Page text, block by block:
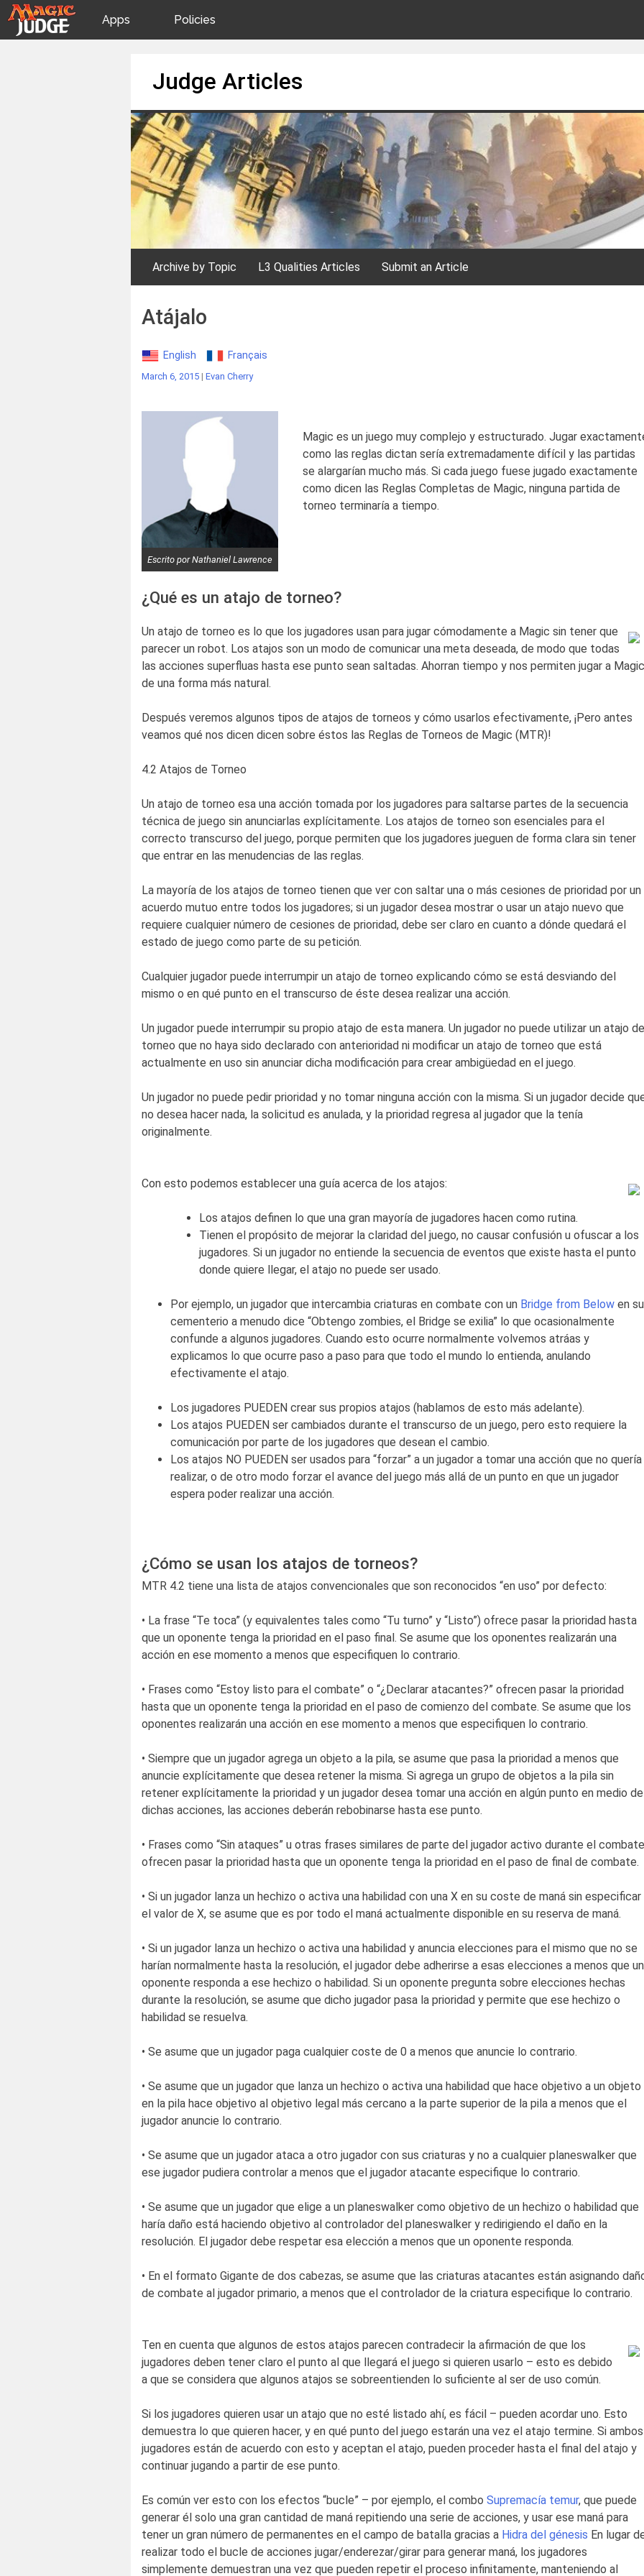
Apps
Judges
Policies
JAR
Judge Articles
Archive by Topic L3 Qualities Articles Submit an Article
Atájalo
English Français
March 6, 2015 | Evan Cherry
Escrito por Nathaniel Lawrence
Magic es un juego muy complejo y estructurado. Jugar
como las reglas dictan sería extremadamente difícil y las partidas
se alargarían mucho más. Si cada juego fuese jugado exactamente
como dicen las Reglas Completas de Magic, ninguna partida de
torneo terminaría a tiempo.
¿Qué es un atajo de torneo?
Un atajo de torneo es lo que los jugadores usan para jugar cómodamente a Magic sin tener que
parecer un robot. Los atajos son un modo de comunicar una meta deseada, de modo que todas
las acciones superfluas hasta ese punto sean saltadas. Ahorran tiempo y nos permiten jugar a Magic
de una forma más natural.
Después veremos algunos tipos de atajos de torneos y cómo usarlos efectivamente, ¡Pero antes
veamos qué nos dicen dicen sobre éstos las Reglas de Torneos de Magic (MTR)!
4.2 Atajos de Torneo
Un atajo de torneo esa una acción tomada por los jugadores para saltarse partes de la secuencia
técnica de juego sin anunciarlas explícitamente. Los atajos de torneo son esenciales para el
correcto transcurso del juego, porque permiten que los jugadores jueguen de forma clara sin tener
que entrar en las menudencias de las reglas.
La mayoría de los atajos de torneo tienen que ver con saltar una o más cesiones de prioridad por un
acuerdo mutuo entre todos los jugadores; si un jugador desea mostrar o usar un atajo nuevo que
requiere cualquier número de cesiones de prioridad, debe ser claro en cuanto a dónde quedará el
estado de juego como parte de su petición.
Cualquier jugador puede interrumpir un atajo de torneo explicando cómo se está desviando del
mismo o en qué punto en el transcurso de éste desea realizar una acción.
Un jugador puede interrumpir su propio atajo de esta manera. Un jugador no puede utilizar un atajo de
torneo que no haya sido declarado con anterioridad ni modificar un atajo de torneo que está
actualmente en uso sin anunciar dicha modificación para crear ambigüedad en el juego.
Un jugador no puede pedir prioridad y no tomar ninguna acción con la misma. Si un jugador decide
no desea hacer nada, la solicitud es anulada, y la prioridad regresa al jugador que la tenía
originalmente.
Con esto podemos establecer una guía acerca de los atajos:
Los atajos definen lo que una gran mayoría de jugadores hacen como rutina.
Tienen el propósito de mejorar la claridad del juego, no causar confusión u ofuscar a los
jugadores. Si un jugador no entiende la secuencia de eventos que existe hasta el punto
donde quiere llegar, el atajo no puede ser usado.
Por ejemplo, un jugador que intercambia criaturas en combate con un Bridge from Below en su
cementerio a menudo dice “Obtengo zombies, el Bridge se exilia” lo que ocasionalmente
confunde a algunos jugadores. Cuando esto ocurre normalmente volvemos atráas y
explicamos lo que ocurre paso a paso para que todo el mundo lo entienda, anulando
efectivamente el atajo.
Los jugadores PUEDEN crear sus propios atajos (hablamos de esto más adelante).
Los atajos PUEDEN ser cambiados durante el transcurso de un juego, pero esto requiere la
comunicación por parte de los jugadores que desean el cambio.
Los atajos NO PUEDEN ser usados para “forzar” a un jugador a tomar una acción que no quería
realizar, o de otro modo forzar el avance del juego más allá de un punto en que un jugador
espera poder realizar una acción.
¿Cómo se usan los atajos de torneos?
MTR 4.2 tiene una lista de atajos convencionales que son reconocidos “en uso” por defecto:
• La frase “Te toca” (y equivalentes tales como “Tu turno” y “Listo”) ofrece pasar la prioridad hasta
que un oponente tenga la prioridad en el paso final. Se asume que los oponentes realizarán una
acción en ese momento a menos que especifiquen lo contrario.
• Frases como “Estoy listo para el combate” o “¿Declarar atacantes?” ofrecen pasar la prioridad
hasta que un oponente tenga la prioridad en el paso de comienzo del combate. Se asume que los
oponentes realizarán una acción en ese momento a menos que especifiquen lo contrario.
• Siempre que un jugador agrega un objeto a la pila, se asume que pasa la prioridad a menos que
anuncie explícitamente que desea retener la misma. Si agrega un grupo de objetos a la pila sin
retener explícitamente la prioridad y un jugador desea tomar una acción en algún punto en medio de
dichas acciones, las acciones deberán rebobinarse hasta ese punto.
• Frases como “Sin ataques” u otras frases similares de parte del jugador activo durante el combate
ofrecen pasar la prioridad hasta que un oponente tenga la prioridad en el paso de final de combate.
• Si un jugador lanza un hechizo o activa una habilidad con una X en su coste de maná sin especificar
el valor de X, se asume que es por todo el maná actualmente disponible en su reserva de maná.
• Si un jugador lanza un hechizo o activa una habilidad y anuncia elecciones para el mismo que no se
harían normalmente hasta la resolución, el jugador debe adherirse a esas elecciones a menos que un
oponente responda a ese hechizo o habilidad. Si un oponente pregunta sobre elecciones hechas
durante la resolución, se asume que dicho jugador pasa la prioridad y permite que ese hechizo o
habilidad se resuelva.
• Se asume que un jugador paga cualquier coste de 0 a menos que anuncie lo contrario.
• Se asume que un jugador que lanza un hechizo o activa una habilidad que hace objetivo a un objeto
en la pila hace objetivo al objetivo legal más cercano a la parte superior de la pila a menos que el
jugador anuncie lo contrario.
• Se asume que un jugador ataca a otro jugador con sus criaturas y no a cualquier planeswalker que
ese jugador pudiera controlar a menos que el jugador atacante especifique lo contrario.
• Se asume que un jugador que elige a un planeswalker como objetivo de un hechizo o habilidad que
haría daño está haciendo objetivo al controlador del planeswalker y redirigiendo el daño en la
resolución. El jugador debe respetar esa elección a menos que un oponente responda.
• En el formato Gigante de dos cabezas, se asume que las criaturas atacantes están asignando
de combate al jugador primario, a menos que el controlador de la criatura especifique lo contrario.
Ten en cuenta que algunos de estos atajos parecen contradecir la afirmación de que los
jugadores deben tener claro el punto al que llegará el juego si quieren usarlo – esto es debido
a que se considera que algunos atajos se sobreentienden lo suficiente al ser de uso común.
Si los jugadores quieren usar un atajo que no esté listado ahí, es fácil – pueden acordar uno. Esto
demuestra lo que quieren hacer, y en qué punto del juego estarán una vez el atajo termine. Si ambos
jugadores están de acuerdo con esto y aceptan el atajo, pueden proceder hasta el final del atajo y
continuar jugando a partir de ese punto.
Es común ver esto con los efectos “bucle” – por ejemplo, el combo Supremacía temur, que puede
generar él solo una gran cantidad de maná repitiendo una serie de acciones, y usar ese maná para
tener un gran número de permanentes en el campo de batalla gracias a Hidra del génesis En lugar
realizar todo el bucle de acciones jugar/enderezar/girar para generar maná, los jugadores
simplemente demuestran una vez que pueden repetir el proceso infinitamente, manteniendo al